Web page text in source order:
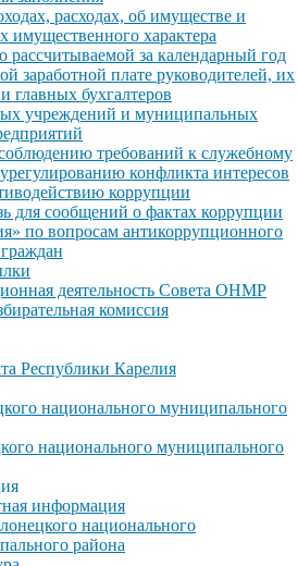
расходах, об имуществе и
имущественного характера
за календарный год
заработной плате руководителей, их
главных бухгалтеров
учреждений и муниципальных
требований к служебному
конфликта интересов
коррупции
для сообщений о фактах коррупции
по вопросам антикоррупционного
деятельность Совета ОНМР
комиссия
Республики Карелия
национального муниципального
национального муниципального
информация
национального
района